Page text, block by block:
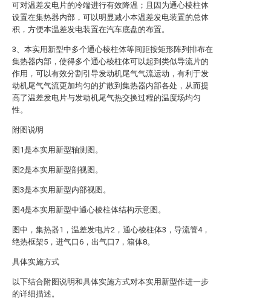
可对温差发电片的冷端进行有效降温；且因为通心棱柱体
设置在集热器内部，可以明显减小本温差发电装置的总体
积，方便本温差发电装置在汽车底盘的布置。
3、本实用新型中多个通心棱柱体等间距按矩形阵列排布在
集热器内部，使得多个通心棱柱体可以起到类似导流片的
作用，可以有效分割引导发动机尾气气流运动，有利于发
动机尾气气流更加均匀的扩散到集热器内部各处，从而提
高了温差发电片与发动机尾气热交换过程的温度场均匀
性。
附图说明
图1是本实用新型轴测图。
图2是本实用新型剖视图。
图3是本实用新型内部视图。
图4是本实用新型中通心棱柱体结构示意图。
图中，集热器1，温差发电片2，通心棱柱体3，导流管4，
绝热框架5，进气口6，出气口7，箱体8。
具体实施方式
以下结合附图说明和具体实施方式对本实用新型作进一步
的详细描述。